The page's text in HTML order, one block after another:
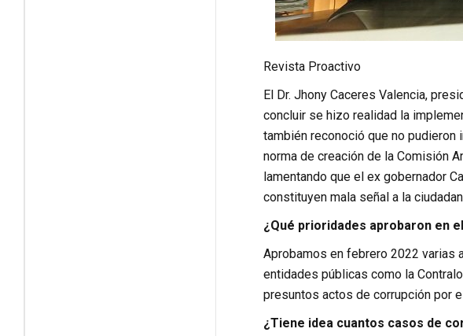
Revista Proactivo
El Dr. Jhony Caceres Valencia,
concluir se hizo realidad la
también reconoció que no
norma de creación de la Comisión
lamentando que el ex gobernador
constituyen mala señal a la
¿Qué prioridades aprobaron en
Aprobamos en febrero 2022 varias
entidades públicas como la
presuntos actos de corrupción por
¿Tiene idea cuantos casos de